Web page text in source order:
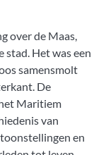
over de Maas,
stad. Het was een
samensmolt
De
Maritiem
van
en